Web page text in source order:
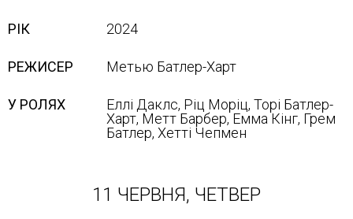
РІК 2024
РЕЖИСЕР Метью Батлер-Харт
У РОЛЯХ
Еллі Даклс, Ріц Моріц, Торі Батлер-
Харт, Метт Барбер, Емма Кінг, Грем
Батлер, Хетті Чепмен
11 ЧЕРВНЯ, ЧЕТВЕР